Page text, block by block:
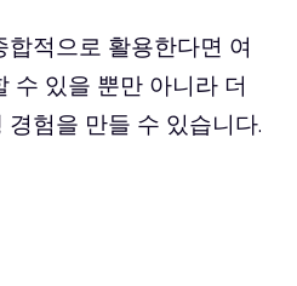
적으로 활용한다면 여
수 있을 뿐만 아니라 더
험을 만들 수 있습니다.